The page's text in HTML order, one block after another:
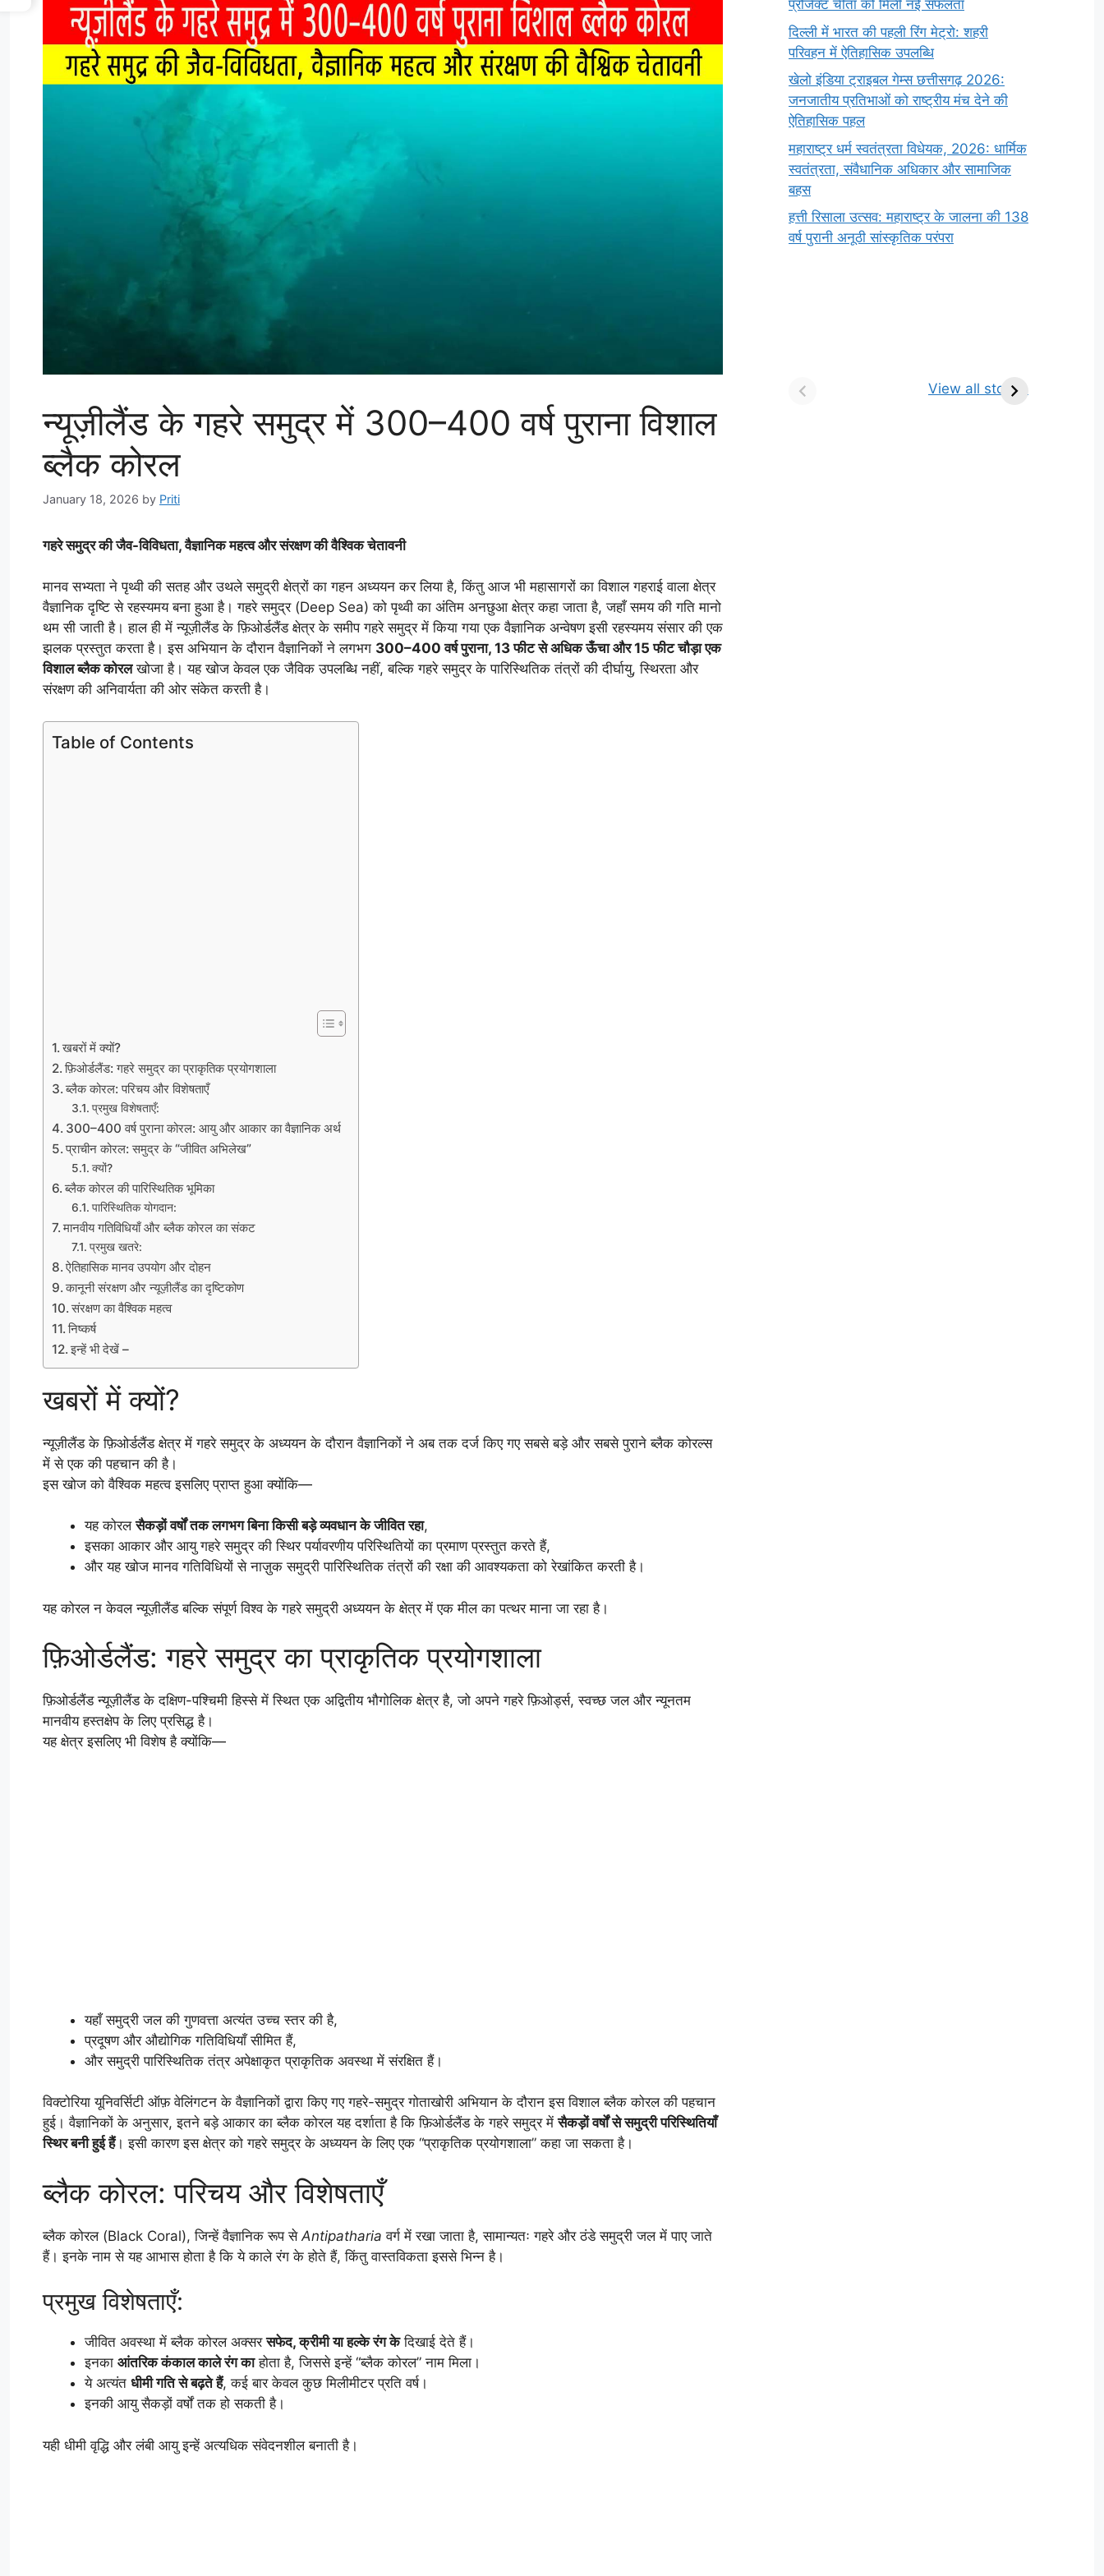
न्यूज़ीलैंड के गहरे समुद्र में 300–400 वर्ष पुराना विशाल
ब्लैक कोरल
January 18, 2026 by Priti
गहरे समुद्र की जैव-विविधता, वैज्ञानिक महत्व और संरक्षण की वैश्विक चेतावनी
मानव सभ्यता ने पृथ्वी की सतह और उथले समुद्री क्षेत्रों का गहन अध्ययन कर लिया है, किंतु आज भी महासागरों का विशाल गहराई वाला क्षेत्र
वैज्ञानिक दृष्टि से रहस्यमय बना हुआ है। गहरे समुद्र (Deep Sea) को पृथ्वी का अंतिम अनछुआ क्षेत्र कहा जाता है, जहाँ समय की गति मानो
थम सी जाती है। हाल ही में न्यूज़ीलैंड के फ़िओर्डलैंड क्षेत्र के समीप गहरे समुद्र में किया गया एक वैज्ञानिक अन्वेषण इसी रहस्यमय संसार की एक
झलक प्रस्तुत करता है। इस अभियान के दौरान वैज्ञानिकों ने लगभग 300–400 वर्ष पुराना, 13 फीट से अधिक ऊँचा और 15 फीट चौड़ा एक
विशाल ब्लैक कोरलखोजा है। यह खोज केवल एक जैविक उपलब्धि नहीं, बल्कि गहरे समुद्र के पारिस्थितिक तंत्रों की दीर्घायु, स्थिरता और
संरक्षण की अनिवार्यता की ओर संकेत करती है।
Table of Contents
खबरों में क्यों?
फ़िओर्डलैंड: गहरे समुद्र का प्राकृतिक प्रयोगशाला
ब्लैक कोरल: परिचय और विशेषताएँ
प्रमुख विशेषताएँ:
300–400 वर्ष पुराना कोरल: आयु और आकार का वैज्ञानिक अर्थ
प्राचीन कोरल: समुद्र के “जीवित अभिलेख”
क्यों?
ब्लैक कोरल की पारिस्थितिक भूमिका
पारिस्थितिक योगदान:
मानवीय गतिविधियाँ और ब्लैक कोरल का संकट
प्रमुख खतरे:
ऐतिहासिक मानव उपयोग और दोहन
कानूनी संरक्षण और न्यूज़ीलैंड का दृष्टिकोण
संरक्षण का वैश्विक महत्व
निष्कर्ष
इन्हें भी देखें –
खबरों में क्यों?
न्यूज़ीलैंड के फ़िओर्डलैंड क्षेत्र में गहरे समुद्र के अध्ययन के दौरान वैज्ञानिकों ने अब तक दर्ज किए गए सबसे बड़े और सबसे पुराने ब्लैक कोरल्स
में से एक की पहचान की है।
इस खोज को वैश्विक महत्व इसलिए प्राप्त हुआ क्योंकि—
यह कोरलसैकड़ों वर्षों तक लगभग बिना किसी बड़े व्यवधान के जीवित रहा,
इसका आकार और आयु गहरे समुद्र की स्थिर पर्यावरणीय परिस्थितियों का प्रमाण प्रस्तुत करते हैं,
और यह खोज मानव गतिविधियों से नाज़ुक समुद्री पारिस्थितिक तंत्रों की रक्षा की आवश्यकता को रेखांकित करती है।
यह कोरल न केवल न्यूज़ीलैंड बल्कि संपूर्ण विश्व के गहरे समुद्री अध्ययन के क्षेत्र में एक मील का पत्थर माना जा रहा है।
फ़िओर्डलैंड: गहरे समुद्र का प्राकृतिक प्रयोगशाला
फ़िओर्डलैंड न्यूज़ीलैंड के दक्षिण-पश्चिमी हिस्से में स्थित एक अद्वितीय भौगोलिक क्षेत्र है, जो अपने गहरे फ़िओर्ड्स, स्वच्छ जल और न्यूनतम
मानवीय हस्तक्षेप के लिए प्रसिद्ध है।
यह क्षेत्र इसलिए भी विशेष है क्योंकि—
यहाँ समुद्री जल की गुणवत्ता अत्यंत उच्च स्तर की है,
प्रदूषण और औद्योगिक गतिविधियाँ सीमित हैं,
और समुद्री पारिस्थितिक तंत्र अपेक्षाकृत प्राकृतिक अवस्था में संरक्षित हैं।
विक्टोरिया यूनिवर्सिटी ऑफ़ वेलिंगटन के वैज्ञानिकों द्वारा किए गए गहरे-समुद्र गोताखोरी अभियान के दौरान इस विशाल ब्लैक कोरल की पहचान
हुई। वैज्ञानिकों के अनुसार, इतने बड़े आकार का ब्लैक कोरल यह दर्शाता है कि फ़िओर्डलैंड के गहरे समुद्र मेंसैकड़ों वर्षों से समुद्री परिस्थितियाँ
स्थिर बनी हुई हैं। इसी कारण इस क्षेत्र को गहरे समुद्र के अध्ययन के लिए एक “प्राकृतिक प्रयोगशाला” कहा जा सकता है।
ब्लैक कोरल: परिचय और विशेषताएँ
ब्लैक कोरल (Black Coral), जिन्हें वैज्ञानिक रूप से Antipatharia वर्ग में रखा जाता है, सामान्यतः गहरे और ठंडे समुद्री जल में पाए जाते
हैं। इनके नाम से यह आभास होता है कि ये काले रंग के होते हैं, किंतु वास्तविकता इससे भिन्न है।
प्रमुख विशेषताएँ:
जीवित अवस्था में ब्लैक कोरल अक्सरसफेद, क्रीमी या हल्के रंग केदिखाई देते हैं।
इनका आंतरिक कंकाल काले रंग काहोता है, जिससे इन्हें “ब्लैक कोरल” नाम मिला।
ये अत्यंत धीमी गति से बढ़ते हैं, कई बार केवल कुछ मिलीमीटर प्रति वर्ष।
इनकी आयु सैकड़ों वर्षों तक हो सकती है।
यही धीमी वृद्धि और लंबी आयु इन्हें अत्यधिक संवेदनशील बनाती है।
प्रोजेक्ट चीता को मिली नई सफलता
दिल्ली में भारत की पहली रिंग मेट्रो: शहरी
परिवहन में ऐतिहासिक उपलब्धि
खेलो इंडिया ट्राइबल गेम्स छत्तीसगढ़ 2026:
जनजातीय प्रतिभाओं को राष्ट्रीय मंच देने की
ऐतिहासिक पहल
महाराष्ट्र धर्म स्वतंत्रता विधेयक, 2026: धार्मिक
स्वतंत्रता, संवैधानिक अधिकार और सामाजिक
बहस
हत्ती रिसाला उत्सव: महाराष्ट्र के जालना की 138
वर्ष पुरानी अनूठी सांस्कृतिक परंपरा
View all stories
किसे कहते है? परिभाषा,
ज्योतिर्लिंग | नाम, स्थान एवं